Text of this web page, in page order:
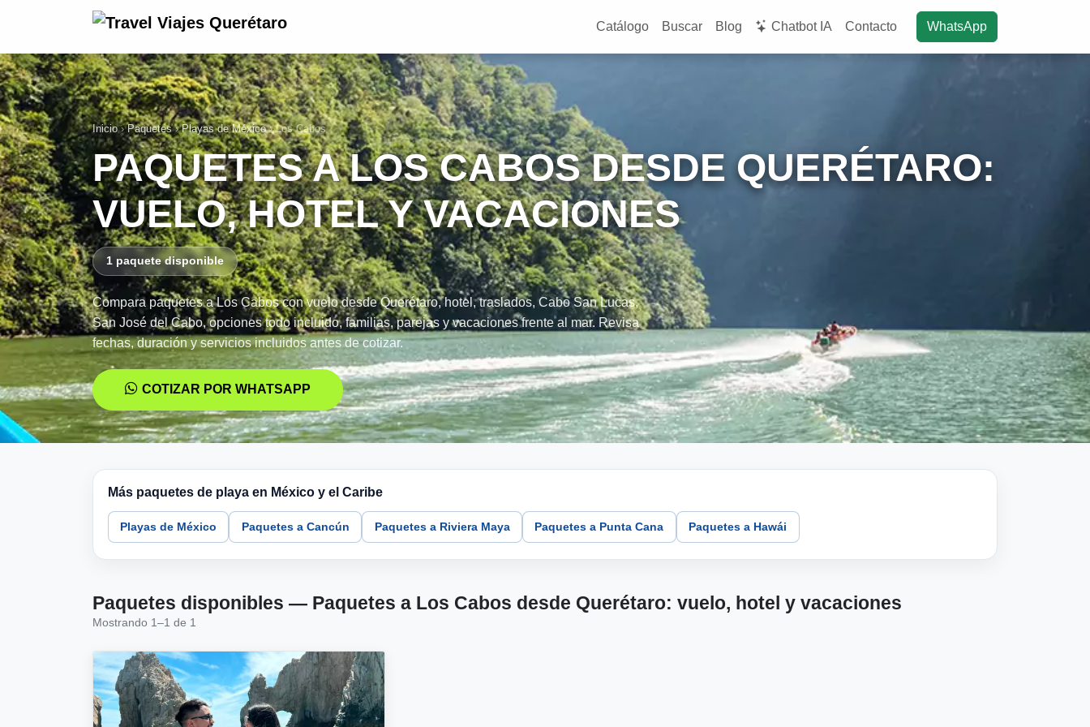
Catálogo Buscar Blog Chatbot IA Contacto WhatsApp
Inicio ›Paquetes ›Playas de México ›Los Cabos
PAQUETES A LOS CABOS DESDE QUERÉTARO:
VUELO, HOTEL Y VACACIONES
1 paquete disponible
Compara paquetes a Los Cabos con vuelo desde Querétaro, hotel, traslados, Cabo San Lucas,
San José del Cabo, opciones todo incluido, familias, parejas y vacaciones frente al mar. Revisa
fechas, duración y servicios incluidos antes de cotizar.
COTIZAR POR WHATSAPP
Más paquetes de playa en México y el Caribe
Playas de México Paquetes a Cancún Paquetes a Riviera Maya Paquetes a Punta Cana Paquetes a Hawái
Paquetes disponibles — Paquetes a Los Cabos desde Querétaro: vuelo, hotel y vacaciones
Mostrando 1–1 de 1